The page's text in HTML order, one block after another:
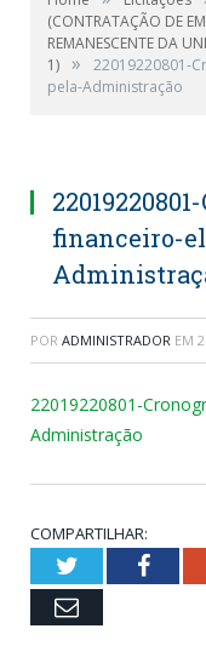
(CONTRATAÇÃO DE
REMANESCENTE DA
1) »
22019220801-
pela-Administração
financeiro-
POR ADMINISTRADOR EM
22019220801-
Administração
COMPARTILHAR:
Twitter
Email